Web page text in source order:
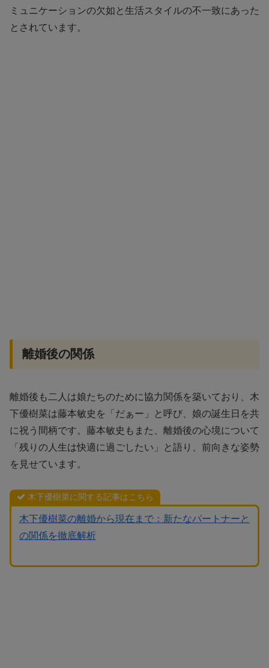
ミュニケーションの欠如と生活スタイルの不一致にあった
とされています。
離婚後の関係
離婚後も二人は娘たちのために協力関係を築いており、木
下優樹菜は藤本敏史を「だぁー」と呼び、娘の誕生日を共
に祝う間柄です。藤本敏史もまた、離婚後の心境について
「残りの人生は快適に過ごしたい」と語り、前向きな姿勢
を見せています。
木下優樹菜に関する記事はこちら
木下優樹菜の離婚から現在まで：新たなパートナーと
の関係を徹底解析